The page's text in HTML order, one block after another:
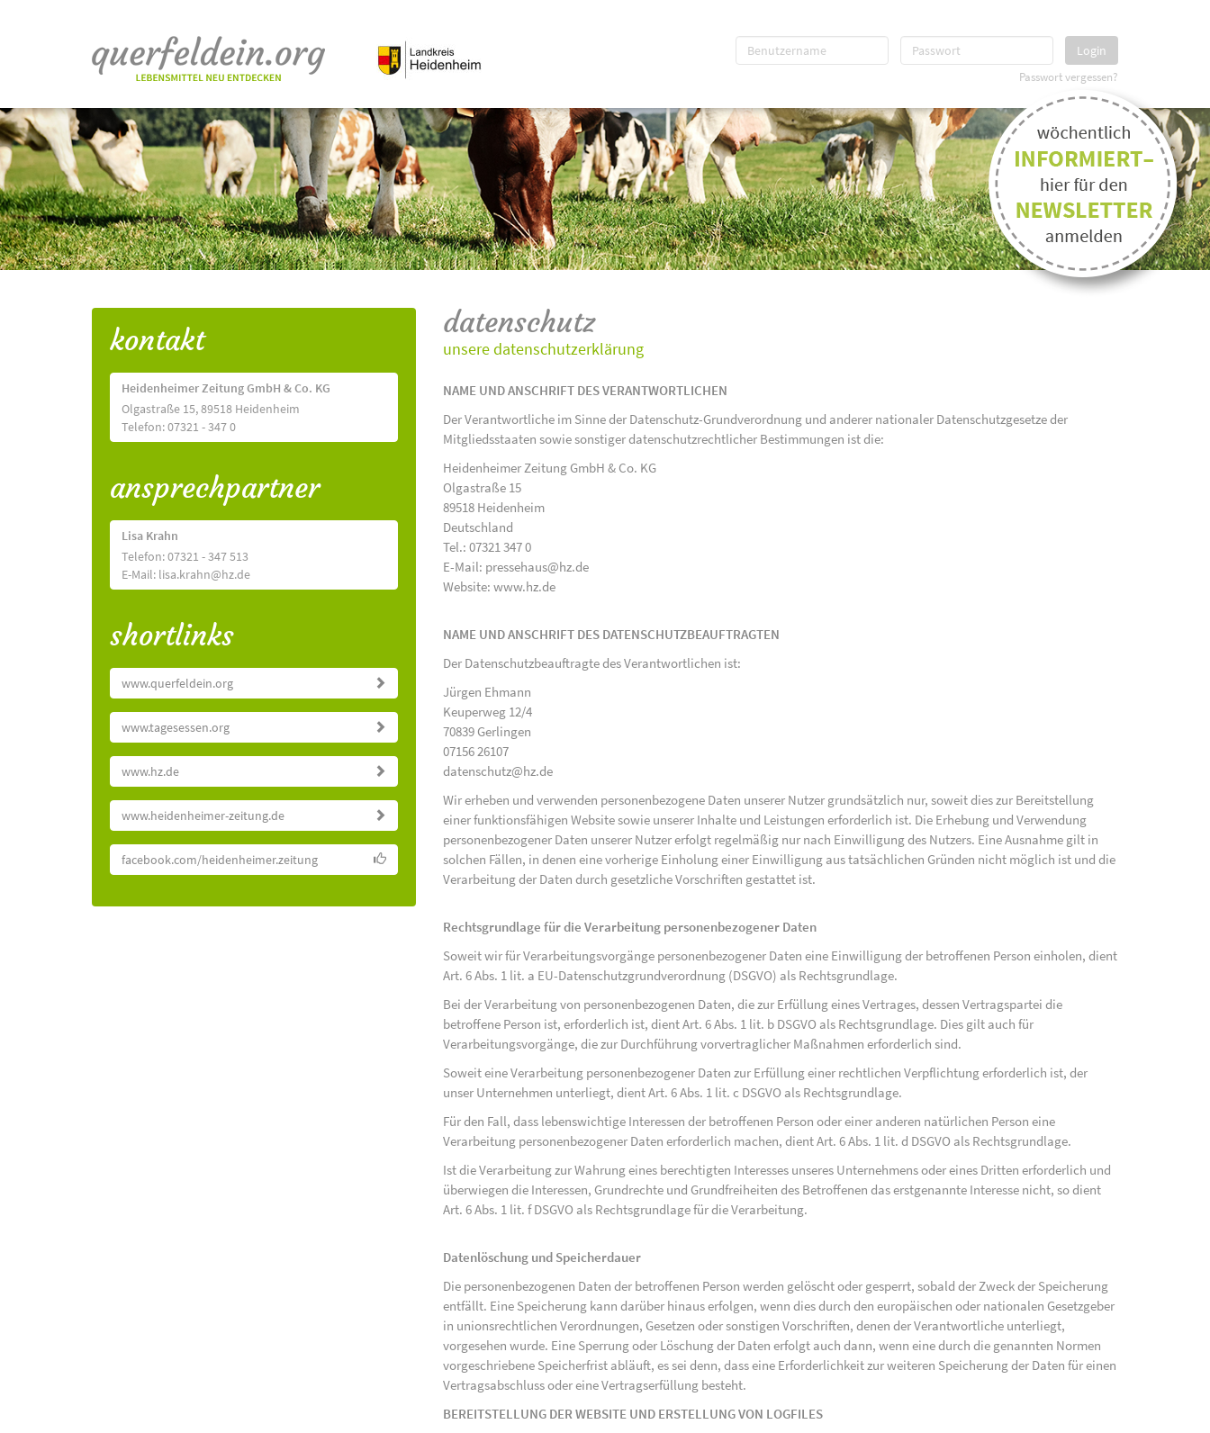
Login
Passwort vergessen?
kontakt
Heidenheimer Zeitung GmbH & Co. KG
Olgastraße 15, 89518 Heidenheim
Telefon: 07321 - 347 0
ansprechpartner
Lisa Krahn
Telefon: 07321 - 347 513
E-Mail: lisa.krahn@hz.de
shortlinks
www.querfeldein.org
www.tagesessen.org
www.hz.de
www.heidenheimer-zeitung.de
facebook.com/heidenheimer.zeitung
datenschutz
unsere datenschutzerklärung
NAME UND ANSCHRIFT DES VERANTWORTLICHEN
Der Verantwortliche im Sinne der Datenschutz-Grundverordnung und anderer nationaler Datenschutzgesetze der
Mitgliedsstaaten sowie sonstiger datenschutzrechtlicher Bestimmungen ist die:
Heidenheimer Zeitung GmbH & Co. KG
Olgastraße 15
89518 Heidenheim
Deutschland
Tel.: 07321 347 0
E-Mail: pressehaus@hz.de
Website: www.hz.de
NAME UND ANSCHRIFT DES DATENSCHUTZBEAUFTRAGTEN
Der Datenschutzbeauftragte des Verantwortlichen ist:
Jürgen Ehmann
Keuperweg 12/4
70839 Gerlingen
07156 26107
datenschutz@hz.de
Wir erheben und verwenden personenbezogene Daten unserer Nutzer grundsätzlich nur, soweit dies zur Bereitstellung
einer funktionsfähigen Website sowie unserer Inhalte und Leistungen erforderlich ist. Die Erhebung und Verwendung
personenbezogener Daten unserer Nutzer erfolgt regelmäßig nur nach Einwilligung des Nutzers. Eine Ausnahme gilt in
solchen Fällen, in denen eine vorherige Einholung einer Einwilligung aus tatsächlichen Gründen nicht möglich ist und die
Verarbeitung der Daten durch gesetzliche Vorschriften gestattet ist.
Rechtsgrundlage für die Verarbeitung personenbezogener Daten
Soweit wir für Verarbeitungsvorgänge personenbezogener Daten eine Einwilligung der betroffenen Person einholen, dient
Art. 6 Abs. 1 lit. a EU-Datenschutzgrundverordnung (DSGVO) als Rechtsgrundlage.
Bei der Verarbeitung von personenbezogenen Daten, die zur Erfüllung eines Vertrages, dessen Vertragspartei die
betroffene Person ist, erforderlich ist, dient Art. 6 Abs. 1 lit. b DSGVO als Rechtsgrundlage. Dies gilt auch für
Verarbeitungsvorgänge, die zur Durchführung vorvertraglicher Maßnahmen erforderlich sind.
Soweit eine Verarbeitung personenbezogener Daten zur Erfüllung einer rechtlichen Verpflichtung erforderlich ist, der
unser Unternehmen unterliegt, dient Art. 6 Abs. 1 lit. c DSGVO als Rechtsgrundlage.
Für den Fall, dass lebenswichtige Interessen der betroffenen Person oder einer anderen natürlichen Person eine
Verarbeitung personenbezogener Daten erforderlich machen, dient Art. 6 Abs. 1 lit. d DSGVO als Rechtsgrundlage.
Ist die Verarbeitung zur Wahrung eines berechtigten Interesses unseres Unternehmens oder eines Dritten erforderlich und
überwiegen die Interessen, Grundrechte und Grundfreiheiten des Betroffenen das erstgenannte Interesse nicht, so dient
Art. 6 Abs. 1 lit. f DSGVO als Rechtsgrundlage für die Verarbeitung.
Datenlöschung und Speicherdauer
Die personenbezogenen Daten der betroffenen Person werden gelöscht oder gesperrt, sobald der Zweck der Speicherung
entfällt. Eine Speicherung kann darüber hinaus erfolgen, wenn dies durch den europäischen oder nationalen Gesetzgeber
in unionsrechtlichen Verordnungen, Gesetzen oder sonstigen Vorschriften, denen der Verantwortliche unterliegt,
vorgesehen wurde. Eine Sperrung oder Löschung der Daten erfolgt auch dann, wenn eine durch die genannten Normen
vorgeschriebene Speicherfrist abläuft, es sei denn, dass eine Erforderlichkeit zur weiteren Speicherung der Daten für einen
Vertragsabschluss oder eine Vertragserfüllung besteht.
BEREITSTELLUNG DER WEBSITE UND ERSTELLUNG VON LOGFILES